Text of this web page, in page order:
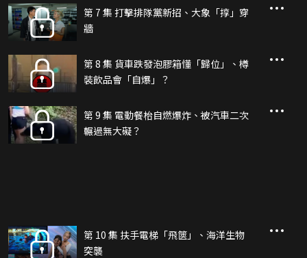
第 7 集 打擊排隊黨新招、大象「㨃」穿
牆
第 8 集 貨車跌發泡膠箱懂「歸位」、樽
裝飲品會「自爆」？
第 9 集 電動餐枱自燃爆炸、被汽車二次
輾過無大礙？
第 10 集 扶手電梯「飛篋」、海洋生物
突襲